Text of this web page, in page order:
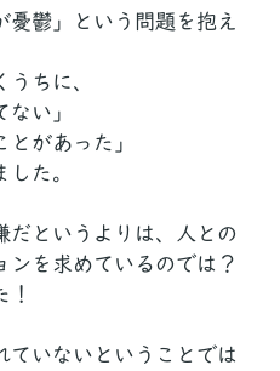
鬱」という問題を抱え
ちに、
ない」
とがあった」
た。
だというよりは、人との
ンを求めているのでは？
！
ていないということでは